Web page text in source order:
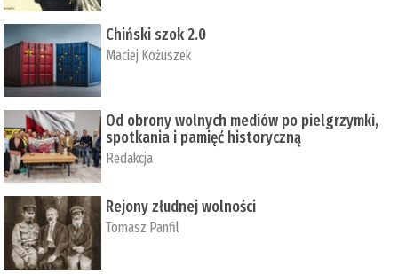
Chiński szok 2.0
Maciej Kożuszek
Od obrony wolnych mediów po pielgrzymki,
spotkania i pamięć historyczną
Redakcja
Rejony złudnej wolności
Tomasz Panfil